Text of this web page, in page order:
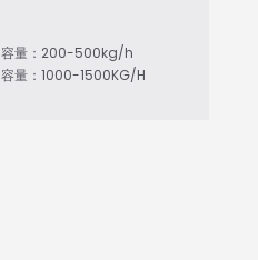
容量：200-500kg/h
容量：1000-1500KG/H